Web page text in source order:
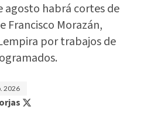
agosto habrá cortes de
Francisco Morazán,
por trabajos de
2026